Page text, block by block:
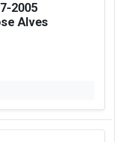
2005
Alves